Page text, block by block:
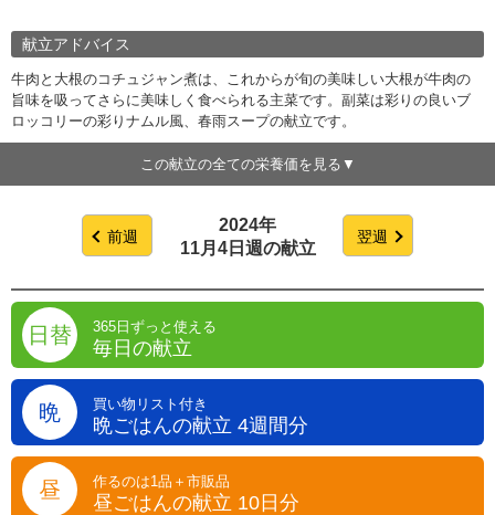
献立アドバイス
牛肉と大根のコチュジャン煮は、これからが旬の美味しい大根が牛肉の
旨味を吸ってさらに美味しく食べられる主菜です。副菜は彩りの良いブ
ロッコリーの彩りナムル風、春雨スープの献立です。
この献立の全ての栄養価を見る
前週
2024年
11月4日週の献立
翌週
日替 365日ずっと使える
毎日の献立
晩 買い物リスト付き
晩ごはんの献立 4週間分
昼 作るのは1品＋市販品
昼ごはんの献立 10日分